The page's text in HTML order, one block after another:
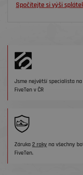
Spočítejte si výši
Jsme největší specialista na
FiveTen v ČR
Záruka 2 roky na všechny
FiveTen.